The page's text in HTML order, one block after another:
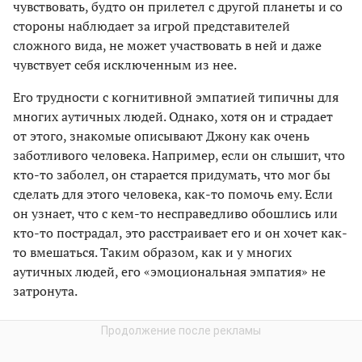
чувствовать, будто он прилетел с другой планеты и со
стороны наблюдает за игрой представителей
сложного вида, не может участвовать в ней и даже
чувствует себя исключенным из нее.
Его трудности с когнитивной эмпатией типичны для
многих аутичных людей. Однако, хотя он и страдает
от этого, знакомые описывают Джону как очень
заботливого человека. Например, если он слышит, что
кто-то заболел, он старается придумать, что мог бы
сделать для этого человека, как-то помочь ему. Если
он узнает, что с кем-то несправедливо обошлись или
кто-то пострадал, это расстраивает его и он хочет как-
то вмешаться. Таким образом, как и у многих
аутичных людей, его «эмоциональная эмпатия» не
затронута.